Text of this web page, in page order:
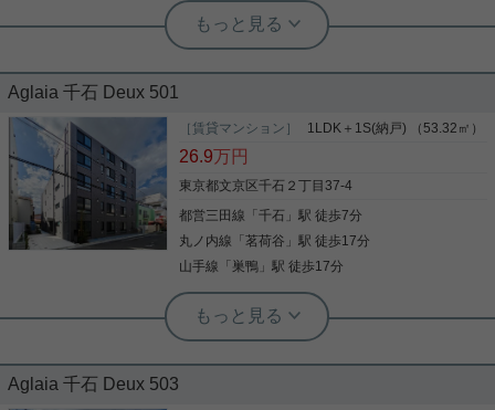
実用春日ホーム 白山店 西谷優太朗
南西向き角部屋☆ネット無料☆自転車
です。 女性や初めての一人暮らし、新婚さんにもお
すすめです。 三田線・南北線徒歩圏内で駐輪場無
料。 近隣いにスーパー、コンビニもあり便利な立地
です。 実用春日ホームは文京区に15店舗！ 白山・
是非白山店にお任せください。 経験豊富なスタッフ
がぴったりのお部屋をお探しします。 お問合せお待
ちしております。
写真(9)
詳細を見る
Aglaia 千石 Deux 501
［賃貸マンション］ 1LDK＋1S(納戸) （53.32㎡）
26.9万円
東京都文京区千石２丁目37-4
都営三田線 「千石 」駅 徒歩7分
丸ノ内線 「茗荷谷 」駅 徒歩17分
山手線 「 巣鴨 」駅 徒歩17分
実用春日ホーム 茗荷谷店 堀田枝里
新築、最上階☆1SLDK、角部屋！
Aglaia 千石 Deux 503